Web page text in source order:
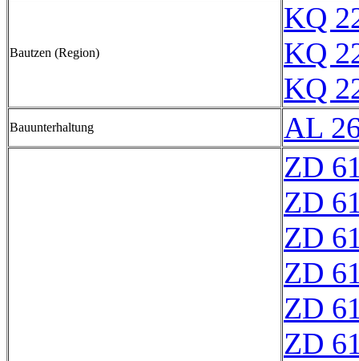
Bautzen (Region)
KQ
KQ
KQ
Bauunterhaltung AL
ZD
ZD
ZD
ZD
ZD
ZD